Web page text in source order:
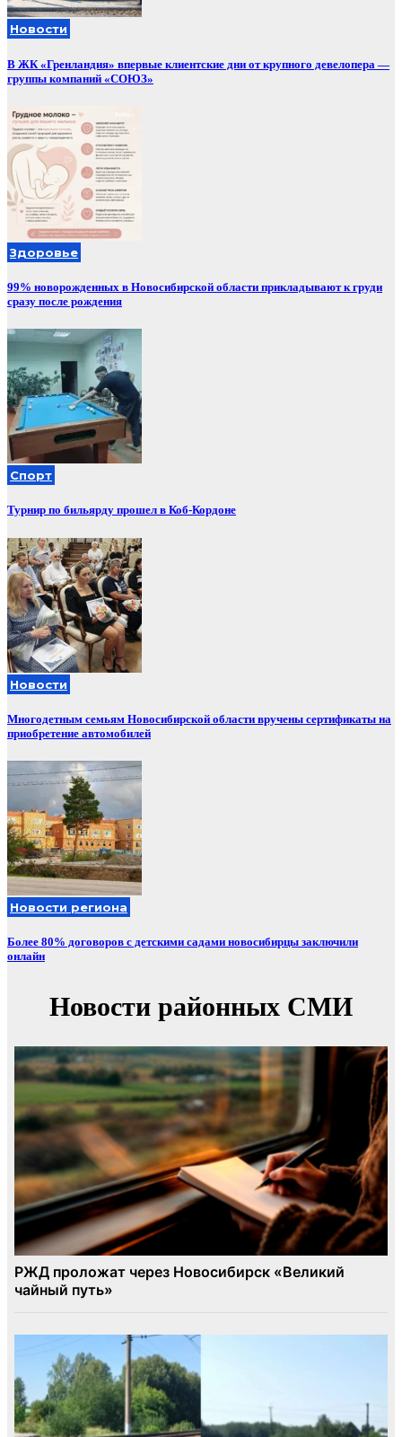
Новости
В ЖК «Гренландия» впервые клиентские дни от крупного девелопера —
группы компаний «СОЮЗ»
Здоровье
99% новорожденных в Новосибирской области прикладывают к груди
сразу после рождения
Спорт
Турнир по бильярду прошел в Коб-Кордоне
Новости
Многодетным семьям Новосибирской области вручены сертификаты на
приобретение автомобилей
Новости региона
Более 80% договоров с детскими садами новосибирцы заключили
онлайн